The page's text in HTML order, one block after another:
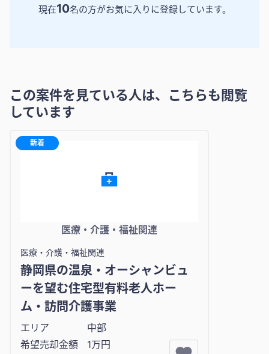
現在10名の方がお気に入りに登録しています。
この案件を見ている人は、こちらも閲覧
しています
新着
医療・介護・福祉関連
医療・介護・福祉関連
静岡県の温泉・オーシャンビュ
ーを望む住宅型有料老人ホー
ム・訪問介護事業
エリア
中部
希望売却金額
1万円